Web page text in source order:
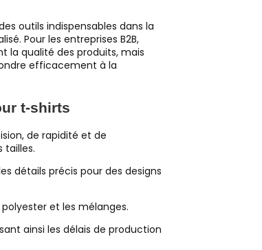
outils indispensables dans la
Pour les entreprises B2B,
la qualité des produits, mais
efficacement à la
t-shirts
de rapidité et de
tailles.
détails précis pour des designs
et les mélanges.
ainsi les délais de production